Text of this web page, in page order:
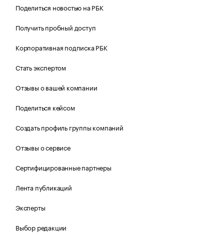
Поделиться новостью на РБК
Получить пробный доступ
Корпоративная подписка РБК
Стать экспертом
Отзывы о вашей компании
Поделиться кейсом
Создать профиль группы компаний
Отзывы о сервисе
Сертифицированные партнеры
Лента публикаций
Эксперты
Выбор редакции